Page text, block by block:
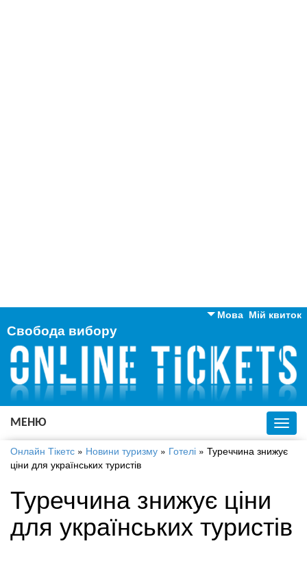
Мій квиток
Мова
Англійська
Російська
Українська
Свобода вибору
МЕНЮ
Онлайн Тікетс » Новини туризму » Готелі » Туреччина знижує
ціни для українських туристів
Туреччина знижує ціни
для українських туристів